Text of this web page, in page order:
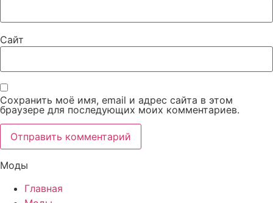
Сайт
Сохранить моё имя, email и адрес сайта в этом
браузере для последующих моих комментариев.
Моды
Главная